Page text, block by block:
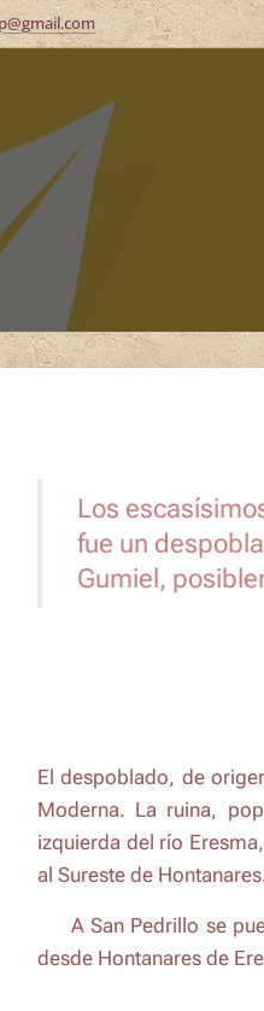
Los
fue un
Gumiel,
El despoblado, de
Moderna. La ruina,
izquierda del río
al Sureste de
🧑‍🦯 A San Pedrillo se
desde Hontanares de